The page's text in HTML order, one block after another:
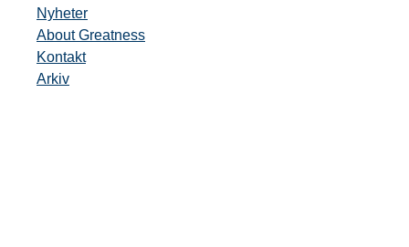
Nyheter
About Greatness
Kontakt
Arkiv